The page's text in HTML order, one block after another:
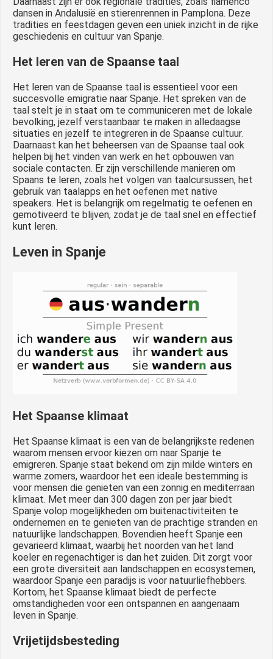
dansen in Andalusië en stierenrennen in Pamplona. Deze
tradities en feestdagen geven een uniek inzicht in de rijke
geschiedenis en cultuur van Spanje.
Het leren van de Spaanse taal
Het leren van de Spaanse taal is essentieel voor een
succesvolle emigratie naar Spanje. Het spreken van de
taal stelt je in staat om te communiceren met de lokale
bevolking, jezelf verstaanbaar te maken in alledaagse
situaties en jezelf te integreren in de Spaanse cultuur.
Daarnaast kan het beheersen van de Spaanse taal ook
helpen bij het vinden van werk en het opbouwen van
sociale contacten. Er zijn verschillende manieren om
Spaans te leren, zoals het volgen van taalcursussen, het
gebruik van taalapps en het oefenen met native
speakers. Het is belangrijk om regelmatig te oefenen en
gemotiveerd te blijven, zodat je de taal snel en effectief
kunt leren.
Leven in Spanje
Het Spaanse klimaat
Het Spaanse klimaat is een van de belangrijkste redenen
waarom mensen ervoor kiezen om naar Spanje te
emigreren. Spanje staat bekend om zijn milde winters en
warme zomers, waardoor het een ideale bestemming is
voor mensen die genieten van een zonnig en mediterraan
klimaat. Met meer dan 300 dagen zon per jaar biedt
Spanje volop mogelijkheden om buitenactiviteiten te
ondernemen en te genieten van de prachtige stranden en
natuurlijke landschappen. Bovendien heeft Spanje een
gevarieerd klimaat, waarbij het noorden van het land
koeler en regenachtiger is dan het zuiden. Dit zorgt voor
een grote diversiteit aan landschappen en ecosystemen,
waardoor Spanje een paradijs is voor natuurliefhebbers.
Kortom, het Spaanse klimaat biedt de perfecte
omstandigheden voor een ontspannen en aangenaam
leven in Spanje.
Vrijetijdsbesteding